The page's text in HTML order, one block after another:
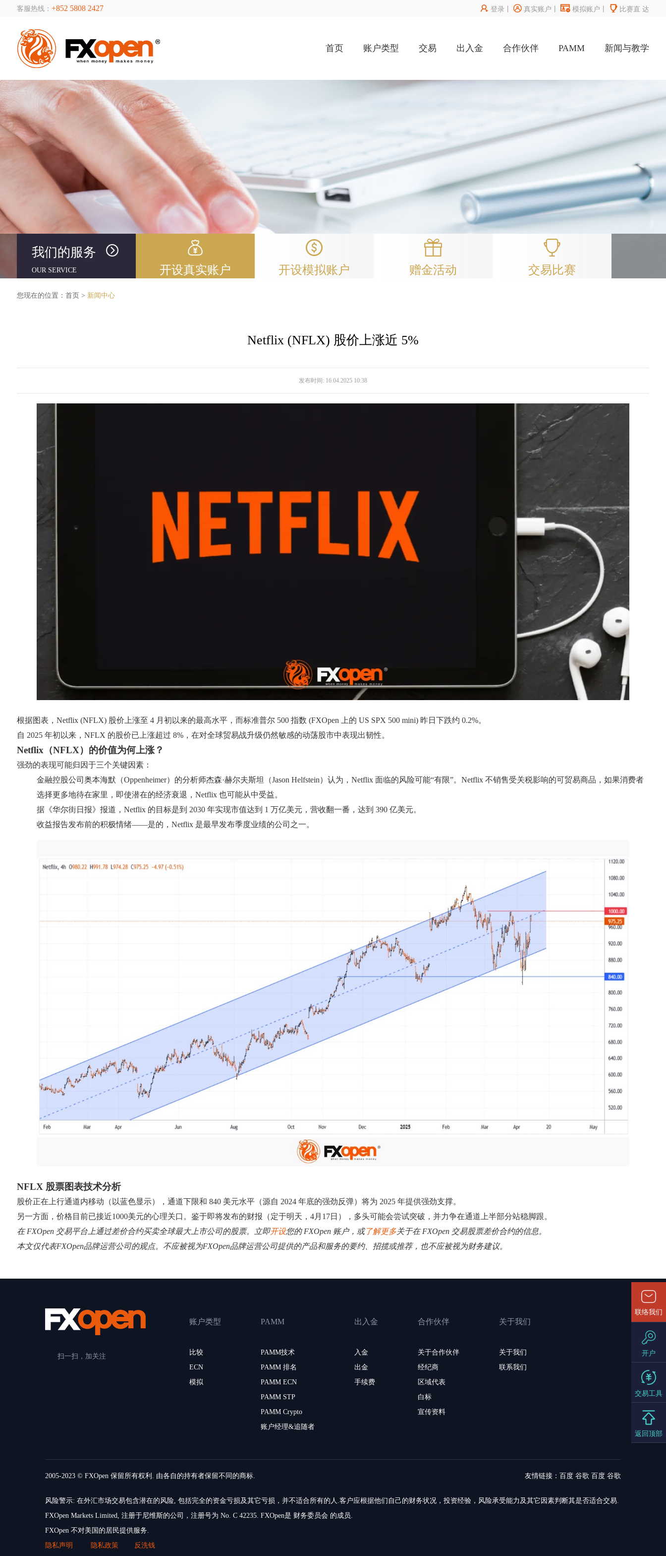
客服热线： +852 5808 2427  登录 丨 真实账户  模拟账户  比赛直 达
首页 账户类型 交易 出入金 合作伙伴 PAMM 新闻与教学
我们的服务
OUR SERVICE 开设真实账户 开设模拟账户 赠金活动 交易比赛
您现在的位置： 首页 > 新闻中心
Netflix (NFLX) 股价上涨近 5%
发布时间: 16.04.2025 10:38
根据图表，Netflix (NFLX) 股价上涨至 4 月初以来的最高水平，而标准普尔 500 指数 (FXOpen 上的 US SPX 500 mini) 昨日下跌约 0.2%。
自 2025 年初以来，NFLX 的股价已上涨超过 8%，在对全球贸易战升级仍然敏感的动荡股市中表现出韧性。
Netflix（NFLX）的价值为何上涨？
强劲的表现可能归因于三个关键因素：
金融控股公司奥本海默（Oppenheimer）的分析师杰森·赫尔夫斯坦（Jason Helfstein）认为，Netflix 面临的风险可能“有限”。Netflix 不销售受关税影响的可贸易商品，如果消费者
选择更多地待在家里，即使潜在的经济衰退，Netflix 也可能从中受益。
据《华尔街日报》报道，Netflix 的目标是到 2030 年实现市值达到 1 万亿美元，营收翻一番，达到 390 亿美元。
收益报告发布前的积极情绪——是的，Netflix 是最早发布季度业绩的公司之一。
NFLX 股票图表技术分析
股价正在上行通道内移动（以蓝色显示），通道下限和 840 美元水平（源自 2024 年底的强劲反弹）将为 2025 年提供强劲支撑。
另一方面，价格目前已接近1000美元的心理关口。鉴于即将发布的财报（定于明天，4月17日），多头可能会尝试突破，并力争在通道上半部分站稳脚跟。
在 FXOpen 交易平台上通过差价合约买卖全球最大上市公司的股票。立即开设您的 FXOpen 账户，或了解更多关于在 FXOpen 交易股票差价合约的信息。
本文仅代表FXOpen品牌运营公司的观点。不应被视为FXOpen品牌运营公司提供的产品和服务的要约、招揽或推荐，也不应被视为财务建议。
扫一扫，加关注
账户类型
比较
ECN
模拟
PAMM
PAMM技术
PAMM 排名
PAMM ECN
PAMM STP
PAMM Crypto
账户经理&追随者
出入金
入金
出金
手续费
合作伙伴
关于合作伙伴
经纪商
区域代表
白标
宣传资料
关于我们
关于我们
联系我们
2005-2023 © FXOpen 保留所有权利. 由各自的持有者保留不同的商标. 友情链接：百度 谷歌 百度 谷歌
风险警示: 在外汇市场交易包含潜在的风险, 包括完全的资金亏损及其它亏损，并不适合所有的人.客户应根据他们自己的财务状况，投资经验，风险承受能力及其它因素判断其是否适合交易.
FXOpen Markets Limited, 注册于尼维斯的公司，注册号为 No. C 42235. FXOpen是 财务委员会 的成员.
FXOpen 不对美国的居民提供服务.
隐私声明
隐私政策 反洗钱
联络我们
开户
交易工具
返回顶部